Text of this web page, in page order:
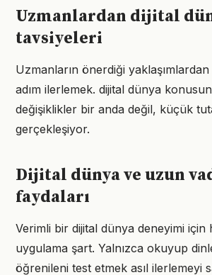
Uzmanlardan dijital
tavsiyeleri
Uzmanların önerdiği yaklaşımlardan
adım ilerlemek. dijital dünya
değişiklikler bir anda değil, küçük
gerçekleşiyor.
Dijital dünya ve uzun
faydaları
Verimli bir dijital dünya deneyimi için
uygulama şart. Yalnızca okuyup
öğrenileni test etmek asıl ilerlemeyi